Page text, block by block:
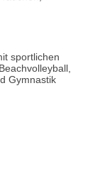
sportlichen
Gymnastik